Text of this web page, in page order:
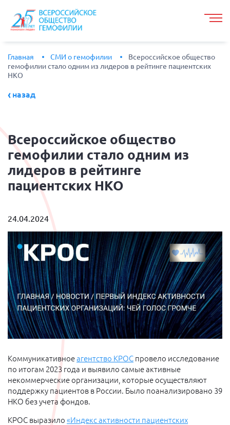
Главная СМИ о гемофилии
Всероссийское общество
гемофилии стало одним из лидеров в рейтинге пациентских
НКО
назад
Всероссийское общество
гемофилии стало одним из
лидеров в рейтинге
пациентских НКО
24.04.2024
Коммуникативноеагентство КРОС провело исследование
по итогам 2023 года и выявило самые активные
некоммерческие организации, которые осуществляют
поддержку пациентов в России. Было поанализировано 39
НКО без учета фондов.
КРОС выразило «Индекс активности пациентских